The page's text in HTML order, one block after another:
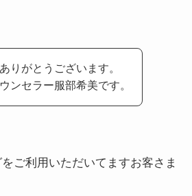
りがとうございます。
ンセラー服部希美です。
ご利用いただいてますお客さま